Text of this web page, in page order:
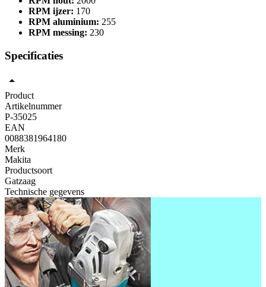
RPM ijzer: 170
RPM aluminium: 255
RPM messing: 230
Specificaties
Product
Artikelnummer
P-35025
EAN
0088381964180
Merk
Makita
Productsoort
Gatzaag
Technische gegevens